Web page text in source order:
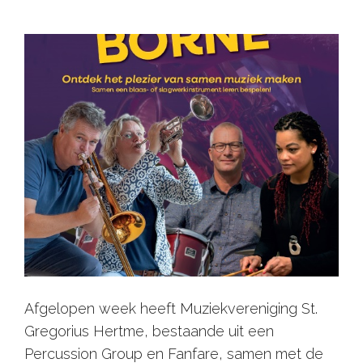
Afgelopen week heeft Muziekvereniging St.
Gregorius Hertme, bestaande uit een
Percussion Group en Fanfare, samen met de